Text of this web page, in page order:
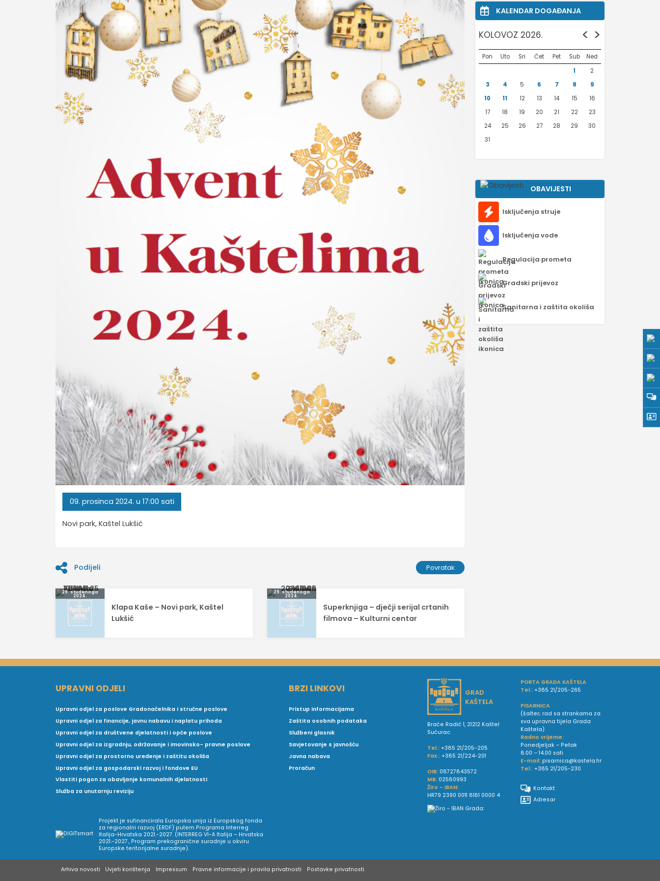
09. prosinca 2024. u 17:00 sati
Novi park, Kaštel Lukšić
Podijeli Povratak
KALENDAR DOGAĐANJA
KOLOVOZ 2026. < >
Pon Uto Sri Čet Pet Sub
Ned
1
2
3
4 5 6 7 8
9
10
11 12 13 14 15
16
17
18 19 20 21 22
23
24
25 26 27 28 29
30
31
OBAVIJESTI
Isključenja struje
Isključenja vode
Regulacija prometa
Gradski prijevoz
Sanitarna i zaštita okoliša
Navigacija
objava
29. studenoga
2024.
Klapa Kaše – Novi park, Kaštel
Lukšić
29. studenoga
2024.
Superknjiga – dječji serijal crtanih
filmova – Kulturni centar
UPRAVNI ODJELI
Upravni odjel za poslove Gradonačelnika i stručne poslove
Upravni odjel za financije, javnu nabavu i naplatu prihoda
Upravni odjel za društvene djelatnosti i opće poslove
Upravni odjel za izgradnju, održavanje i imovinsko- pravne poslove
Upravni odjel za prostorno uređenje i zaštitu okoliša
Upravni odjel za gospodarski razvoj i fondove EU
Vlastiti pogon za obavljanje komunalnih djelatnosti
Služba za unutarnju reviziju
BRZI LINKOVI
Pristup informacijama
Zaštita osobnih podataka
Službeni glasnik
Savjetovanje s javnošću
Javna nabava
Proračun
GRAD
KAŠTELA
Braće Radić 1, 21212 Kaštel
Sućurac
Tel.: +385 21/205-205
Fax.: +385 21/224-201
OIB: 08727843572
MB: 02580993
Žiro - IBAN:
HR79 2390 0011 8181 0000 4
PORTA GRADA KAŠTELA
Tel.: +385 21/205-265
PISARNICA
(šalter; rad sa strankama za
sva upravna tijela Grada
Kaštela)
Radno vrijeme:
Ponedjeljak – Petak
8.00 – 14.00 sati
E-mail: pisarnica@kastela.hr
Tel.: +385 21/205-230
Kontakt
Adresar
Projekt je sufinancirala Europska unija iz Europskog fonda
za regionalni razvoj (ERDF) putem Programa Interreg
Italija-Hrvatska 2021.-2027. (INTERREG VI-A Italija – Hrvatska
2021.-2027., Program prekogranične suradnje u okviru
Europske teritorijalne suradnje).
Arhiva novosti Uvjeti korištenja Impressum Pravne informacije i pravila privatnosti Postavke privatnosti